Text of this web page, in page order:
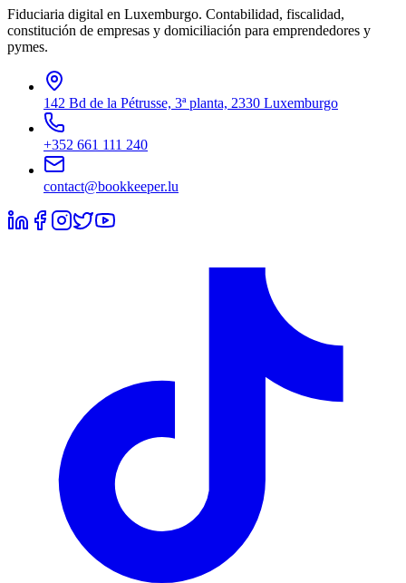
Fiduciaria digital en Luxemburgo. Contabilidad, fiscalidad,
constitución de empresas y domiciliación para emprendedores y
pymes.
142 Bd de la Pétrusse, 3ª planta, 2330 Luxemburgo
+352 661 111 240
contact@bookkeeper.lu